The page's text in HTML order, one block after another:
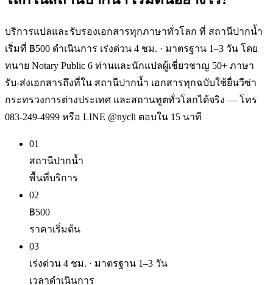
บริการแปลและรับรองเอกสารทุกภาษาทั่วโลก ที่ สถานีปากน้ำ
เริ่มที่ ฿500 ดำเนินการ เร่งด่วน 4 ชม. · มาตรฐาน 1–3 วัน โดย
ทนาย Notary Public 6 ท่านและนักแปลผู้เชี่ยวชาญ 50+ ภาษา
รับ-ส่งเอกสารถึงที่ใน สถานีปากน้ำ เอกสารทุกฉบับใช้ยื่นวีซ่า
กระทรวงการต่างประเทศ และสถานทูตทั่วโลกได้จริง — โทร
083-249-4999 หรือ LINE @nycli ตอบใน 15 นาที
01
สถานีปากน้ำ
พื้นที่บริการ
02
฿500
ราคาเริ่มต้น
03
เร่งด่วน 4 ชม. · มาตรฐาน 1–3 วัน
เวลาดำเนินการ